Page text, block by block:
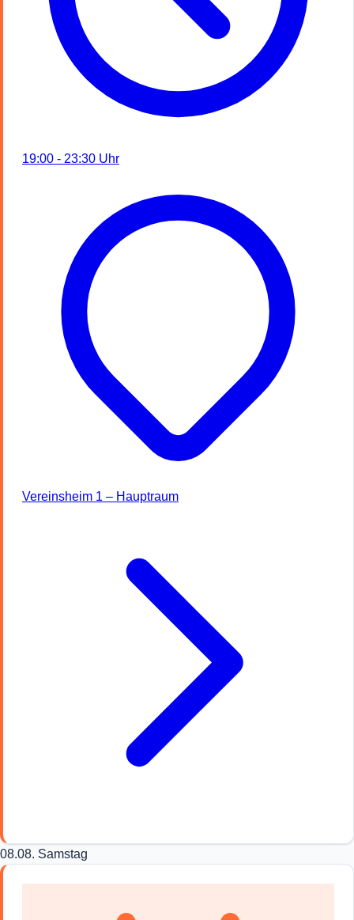
19:00 - 23:30 Uhr
Vereinsheim 1 – Hauptraum
08.08. Samstag